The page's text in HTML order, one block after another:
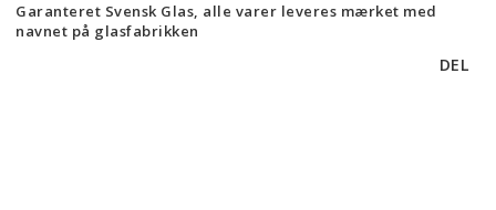
Garanteret Svensk Glas, alle varer leveres mærket med
navnet på glasfabrikken
DEL